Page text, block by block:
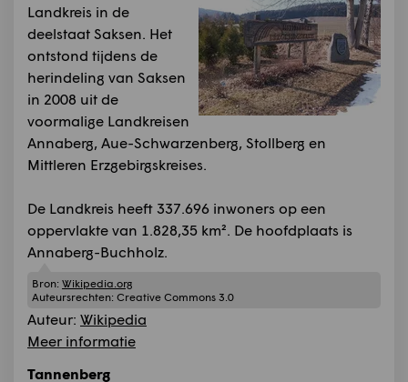
Landkreis in de
deelstaat Saksen. Het
ontstond tijdens de
herindeling van Saksen
in 2008 uit de
voormalige Landkreisen
Annaberg, Aue-Schwarzenberg, Stollberg en
Mittleren Erzgebirgskreises.
De Landkreis heeft 337.696 inwoners op een
oppervlakte van 1.828,35 km². De hoofdplaats is
Annaberg-Buchholz.
Bron: Wikipedia.org
Auteursrechten: Creative Commons 3.0
Auteur: Wikipedia
Meer informatie
Tannenberg